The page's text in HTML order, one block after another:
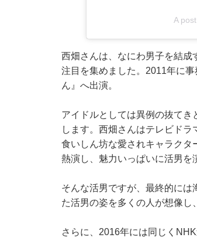
A
西畑さんは、なにわ男子を結成
注目を集めました。2011年に
ん』へ出演。
アイドルとしては異例の抜て
します。西畑さんはテレビド
食いしん坊な愛されキャラクタ
熱演し、魅力いっぱいに活男を
そんな活男ですが、最終的には
た活男の姿を多くの人が想像し
さらに、2016年には同じく